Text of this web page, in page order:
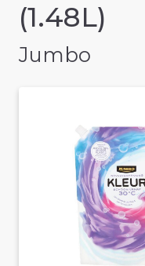
(1.48L)
Jumbo